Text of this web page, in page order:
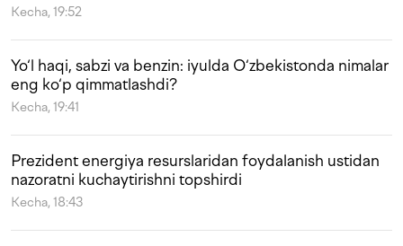
Kecha, 19:52
Yo‘l haqi, sabzi va benzin: iyulda O‘zbekistonda nimalar
eng ko‘p qimmatlashdi?
Kecha, 19:41
Prezident energiya resurslaridan foydalanish ustidan
nazoratni kuchaytirishni topshirdi
Kecha, 18:43